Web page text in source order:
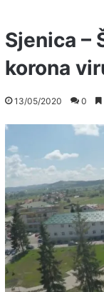
Sjenica –
korona
13/05/2020 0